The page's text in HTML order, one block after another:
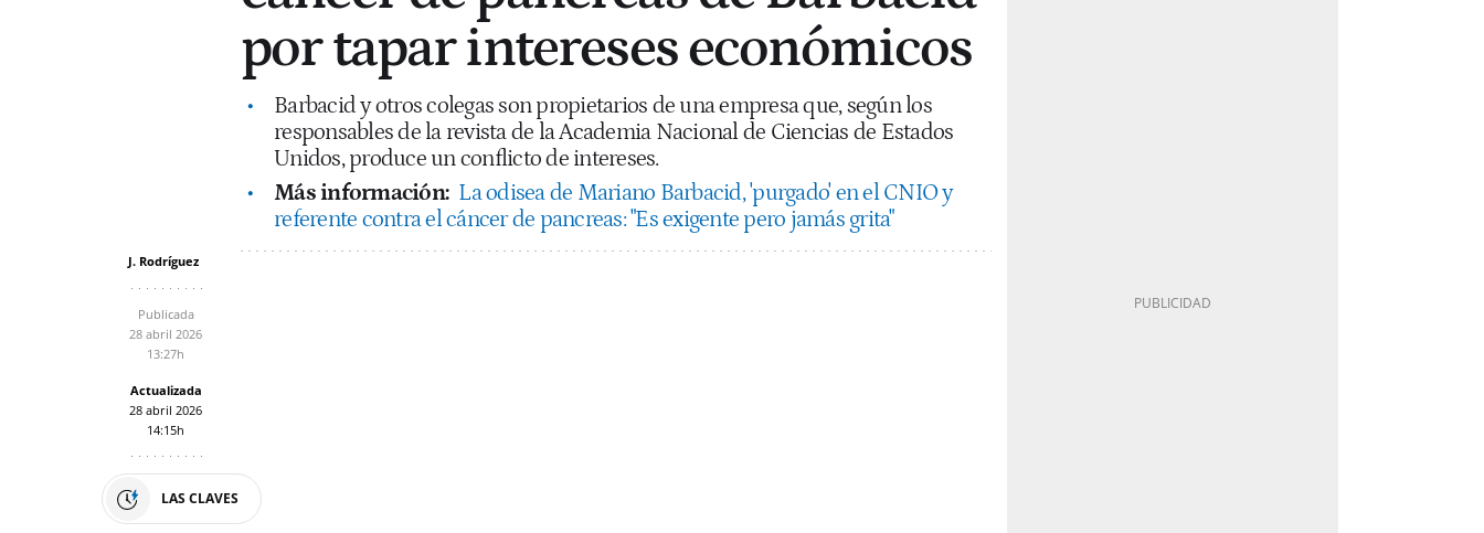
por tapar intereses económicos
Barbacid y otros colegas son propietarios de una empresa que, según los
responsables de la revista de la Academia Nacional de Ciencias de Estados
Unidos, produce un conflicto de intereses.
Más información: La odisea de Mariano Barbacid, 'purgado' en el CNIO y
referente contra el cáncer de pancreas: "Es exigente pero jamás grita"
J. Rodríguez
Publicada
28 abril 2026
13:27h
Actualizada
28 abril 2026
14:15h
LAS CLAVES